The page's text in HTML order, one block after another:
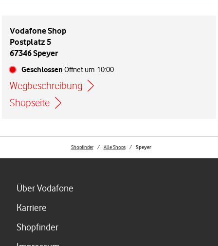
Vodafone Shop
Postplatz 5
67346 Speyer
Geschlossen Öffnet um 10:00
Wegbeschreibung
Link öffnet in einem neuen Tab
Shopseite
Shopfinder Alle Shops Speyer
Über Vodafone
Karriere
ShopfinderLink öffnet in einem neuen Tab